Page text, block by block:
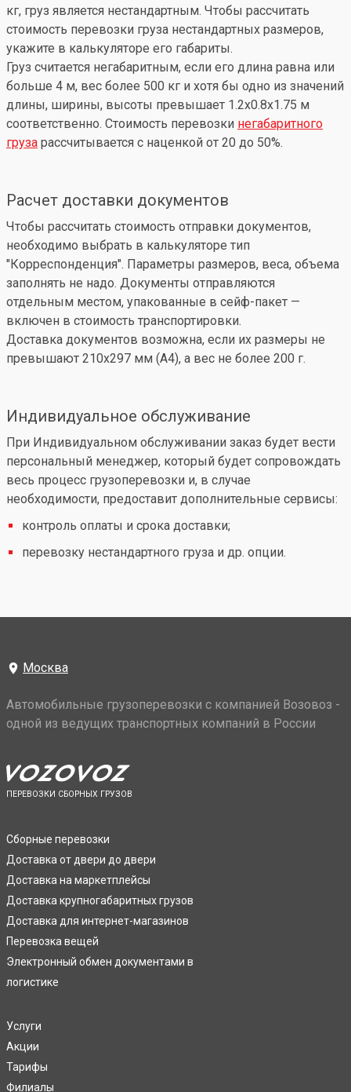
кг, груз является нестандартным. Чтобы рассчитать
стоимость перевозки груза нестандартных размеров,
укажите в калькуляторе его габариты.
Груз считается негабаритным, если его длина равна или
больше 4 м, вес более 500 кг и хотя бы одно из значений
длины, ширины, высоты превышает 1.2x0.8x1.75 м
соответственно. Стоимость перевозки негабаритного
груза рассчитывается с наценкой от 20 до 50%.
Расчет доставки документов
Чтобы рассчитать стоимость отправки документов,
необходимо выбрать в калькуляторе тип
"Корреспонденция". Параметры размеров, веса, объема
заполнять не надо. Документы отправляются
отдельным местом, упакованные в сейф-пакет —
включен в стоимость транспортировки.
Доставка документов возможна, если их размеры не
превышают 210x297 мм (А4), а вес не более 200 г.
Индивидуальное обслуживание
При Индивидуальном обслуживании заказ будет вести
персональный менеджер, который будет сопровождать
весь процесс грузоперевозки и, в случае
необходимости, предоставит дополнительные сервисы:
контроль оплаты и срока доставки;
перевозку нестандартного груза и др. опции.
Москва
Автомобильные грузоперевозки с компанией Возовоз -
одной из ведущих транспортных компаний в России
ПЕРЕВОЗКИ СБОРНЫХ ГРУЗОВ
Сборные перевозки
Доставка от двери до двери
Доставка на маркетплейсы
Доставка крупногабаритных грузов
Доставка для интернет-магазинов
Перевозка вещей
Электронный обмен документами в
логистике
Услуги
Акции
Тарифы
Филиалы